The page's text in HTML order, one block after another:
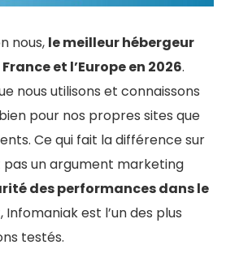
nous, le meilleur hébergeur
et l’Europe en 2026.
nous utilisons et connaissons
pour nos propres sites que
Ce qui fait la différence sur
pas un argument marketing
des performances dans le
Infomaniak est l’un des plus
testés.